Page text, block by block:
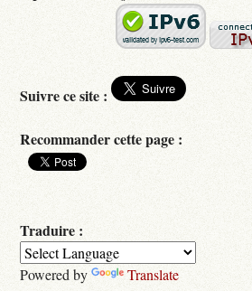
Suivre ce site :
Recommander cette page :
Traduire :
Powered by Translate